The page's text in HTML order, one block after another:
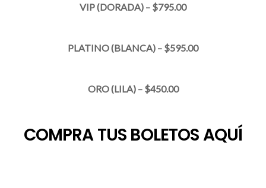
VIP (DORADA) – $795.00
PLATINO (BLANCA) – $595.00
ORO (LILA) – $450.00
COMPRA TUS BOLETOS AQUÍ